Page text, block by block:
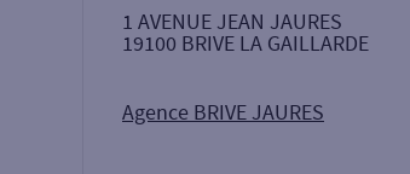
1 AVENUE JEAN JAURES
19100 BRIVE LA GAILLARDE
Agence BRIVE JAURES